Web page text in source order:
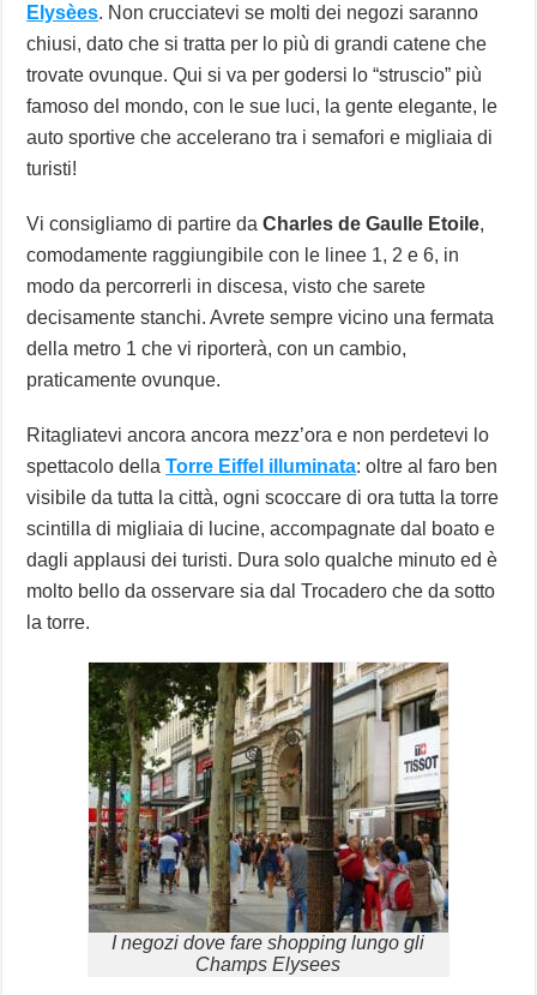
Elysèes. Non crucciatevi se molti dei negozi saranno
chiusi, dato che si tratta per lo più di grandi catene che
trovate ovunque. Qui si va per godersi lo “struscio” più
famoso del mondo, con le sue luci, la gente elegante, le
auto sportive che accelerano tra i semafori e migliaia di
turisti!
Vi consigliamo di partire daCharles de Gaulle Etoile,
comodamente raggiungibile con le linee 1, 2 e 6, in
modo da percorrerli in discesa, visto che sarete
decisamente stanchi. Avrete sempre vicino una fermata
della metro 1 che vi riporterà, con un cambio,
praticamente ovunque.
Ritagliatevi ancora ancora mezz’ora e non perdetevi lo
spettacolo dellaTorre Eiffel illuminata: oltre al faro ben
visibile da tutta la città, ogni scoccare di ora tutta la torre
scintilla di migliaia di lucine, accompagnate dal boato e
dagli applausi dei turisti. Dura solo qualche minuto ed è
molto bello da osservare sia dal Trocadero che da sotto
la torre.
I negozi dove fare shopping lungo gli
Champs Elysees